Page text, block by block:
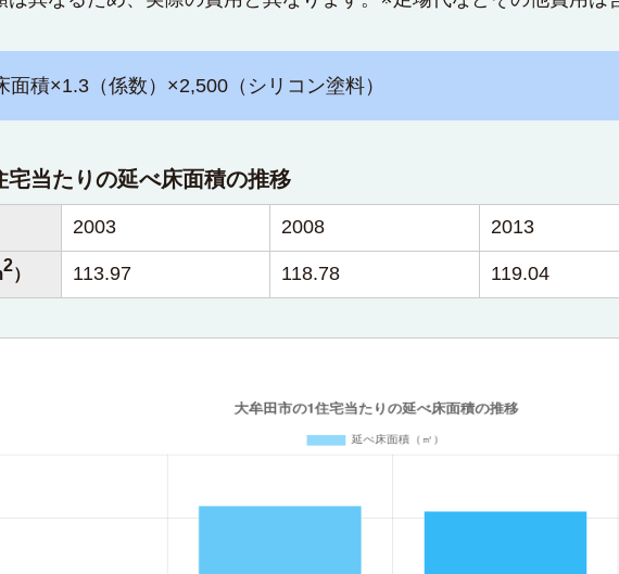
面積×1.3（係数）×2,500（シリコン塗料）
宅当たりの延べ床面積の推移
2003 2008 2013
2） 113.97 118.78 119.04